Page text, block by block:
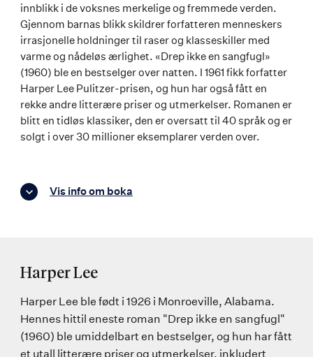
innblikk i de voksnes merkelige og fremmede verden.
Gjennom barnas blikk skildrer forfatteren menneskers
irrasjonelle holdninger til raser og klasseskiller med
varme og nådeløs ærlighet. «Drep ikke en sangfugl»
(1960) ble en bestselger over natten. I 1961 fikk forfatter
Harper Lee Pulitzer-prisen, og hun har også fått en
rekke andre litterære priser og utmerkelser. Romanen er
blitt en tidløs klassiker, den er oversatt til 40 språk og er
solgt i over 30 millioner eksemplarer verden over.
Vis info om boka
Harper Lee
Harper Lee ble født i 1926 i Monroeville, Alabama.
Hennes hittil eneste roman "Drep ikke en sangfugl"
(1960) ble umiddelbart en bestselger, og hun har fått
et utall litterære priser og utmerkelser, inkludert